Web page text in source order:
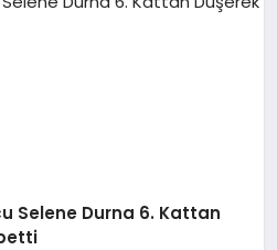
Selene Durna 6. Kattan